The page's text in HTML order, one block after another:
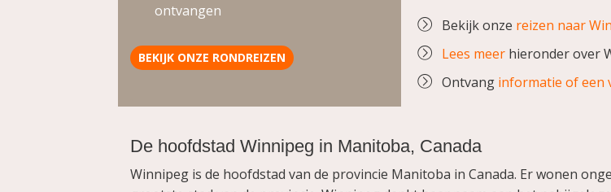
ontvangen
BEKIJK ONZE RONDREIZEN
Bekijk onze reizen naar
Lees meer hieronder over
Ontvang informatie of een
De hoofdstad Winnipeg in Manitoba, Canada
Winnipeg is de hoofdstad van de provincie Manitoba in Canada. Er wonen